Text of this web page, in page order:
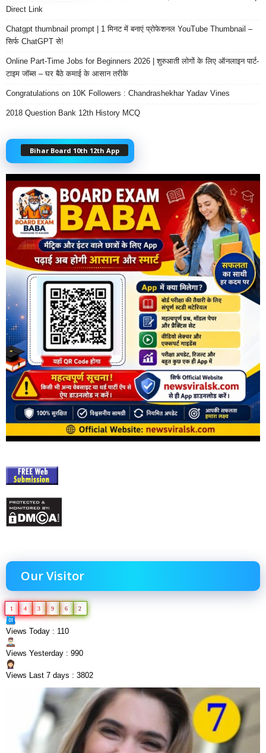
Direct Link
Chatgpt thumbnail prompt | 1 मिनट में बनाएं प्रोफेशनल YouTube Thumbnail –
सिर्फ ChatGPT से!
Online Part-Time Jobs for Beginners 2026 | शुरुआती लोगों के लिए ऑनलाइन पार्ट-
टाइम जॉब्स – घर बैठे कमाई के आसान तरीके
Congratulations on 10K Followers : Chandrashekhar Yadav Vines
2018 Question Bank 12th History MCQ
Bihar Board 10th 12th App
Our Visitor
1 4 3 9 6 2
Views Today : 110
Views Yesterday : 990
Views Last 7 days : 3802